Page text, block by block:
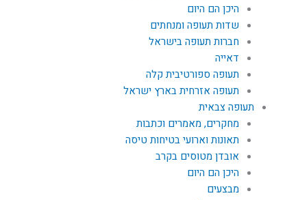
היכן הם היום
שדות תעופה ומנחתים
חברות תעופה בישראל
דאייה
תעופה ספורטיבית קלה
תעופה אזרחית בארץ ישראל
תעופה צבאית
מחקרים, מאמרים וכתבות
תאונות וארועי בטיחות טיסה
אובדן מטוסים בקרב
היכן הם היום
מבצעים